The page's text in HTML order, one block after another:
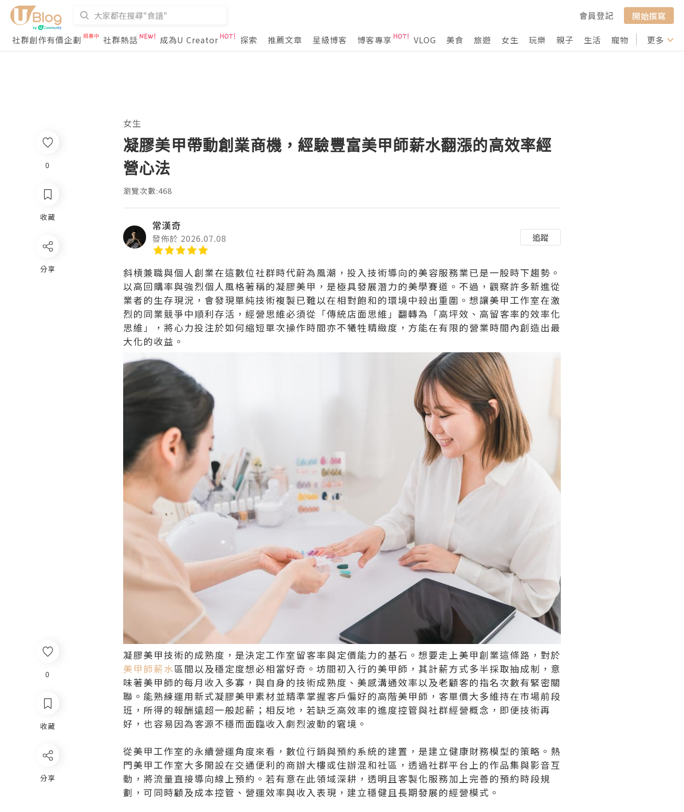
會員登記
開始撰寫
社群創作有價企劃
社群熱話 成為U Creator 探索 推薦文章 星級博客 博客專享 VLOG 美食 旅遊 女生 玩樂 親子 生活 寵物 行山 打卡
更多
0
收藏
分享
女生
凝膠美甲帶動創業商機，經驗豐富美甲師薪水翻漲的高效率經
營心法
瀏覽次數:468
常漢奇
發佈於 2026.07.08 追蹤
斜槓兼職與個人創業在這數位社群時代蔚為風潮，投入技術導向的美容服務業已是一股時下趨勢。
以高回購率與強烈個人風格著稱的凝膠美甲，是極具發展潛力的美學賽道。不過，觀察許多新進從
業者的生存現況，會發現單純技術複製已難以在相對飽和的環境中殺出重圍。想讓美甲工作室在激
烈的同業競爭中順利存活，經營思維必須從「傳統店面思維」翻轉為「高坪效、高留客率的效率化
思維」，將心力投注於如何縮短單次操作時間亦不犧牲精緻度，方能在有限的營業時間內創造出最
大化的收益。
凝膠美甲技術的成熟度，是決定工作室留客率與定價能力的基石。想要走上美甲創業這條路，對於
美甲師薪水區間以及穩定度想必相當好奇。坊間初入行的美甲師，其計薪方式多半採取抽成制，意
味著美甲師的每月收入多寡，與自身的技術成熟度、美感溝通效率以及老顧客的指名次數有緊密關
聯。能熟練運用新式凝膠美甲素材並精準掌握客戶偏好的高階美甲師，客單價大多維持在市場前段
班，所得的報酬遠超一般起薪；相反地，若缺乏高效率的進度控管與社群經營概念，即便技術再
好，也容易因為客源不穩而面臨收入劇烈波動的窘境。
從美甲工作室的永續營運角度來看，數位行銷與預約系統的建置，是建立健康財務模型的策略。熱
門美甲工作室大多開設在交通便利的商辦大樓或住辦混和社區，透過社群平台上的作品集與影音互
動，將流量直接導向線上預約。若有意在此領域深耕，透明且客製化服務加上完善的預約時段規
劃，可同時顧及成本控管、營運效率與收入表現，建立穩健且長期發展的經營模式。
0
收藏
分享